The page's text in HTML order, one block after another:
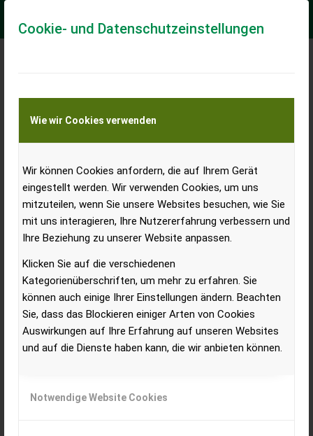
Cookie- und Datenschutzeinstellungen
Wie wir Cookies verwenden
Wir können Cookies anfordern, die auf Ihrem Gerät
eingestellt werden. Wir verwenden Cookies, um uns
mitzuteilen, wenn Sie unsere Websites besuchen, wie Sie
mit uns interagieren, Ihre Nutzererfahrung verbessern und
Ihre Beziehung zu unserer Website anpassen.
Klicken Sie auf die verschiedenen
Kategorienüberschriften, um mehr zu erfahren. Sie
können auch einige Ihrer Einstellungen ändern. Beachten
Sie, dass das Blockieren einiger Arten von Cookies
Auswirkungen auf Ihre Erfahrung auf unseren Websites
und auf die Dienste haben kann, die wir anbieten können.
Notwendige Website Cookies